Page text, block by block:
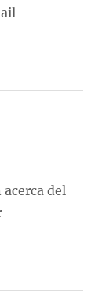
del